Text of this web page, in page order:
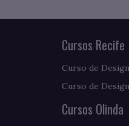
Cursos Recife
Curso de
Curso de
Cursos Olinda